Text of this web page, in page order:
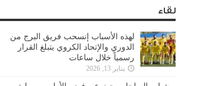
لقاء
لهذه الأسباب إنسحب فريق البرج من
الدوري والإتحاد الكروي يتبلغ القرار
رسمياً خلال ساعات
يناير 13, 2026